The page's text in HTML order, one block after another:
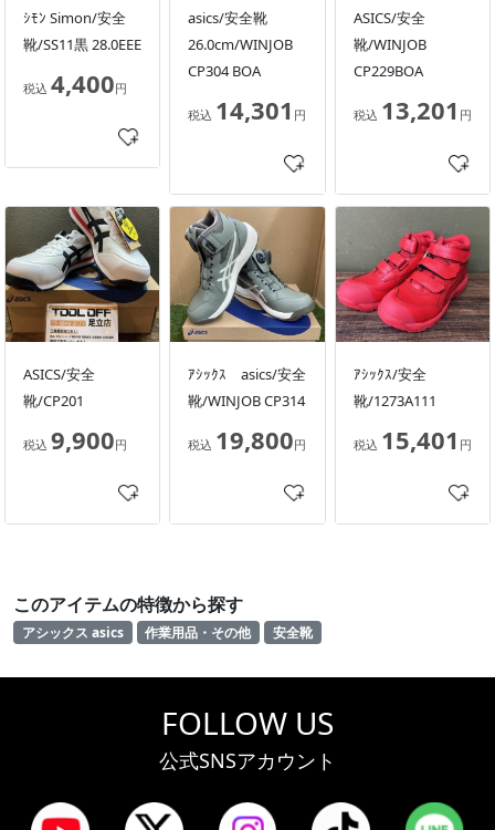
ｼﾓﾝ Simon/安全
靴/SS11黒 28.0EEE
税込 4,400円
asics/安全靴
26.0cm/WINJOB
CP304 BOA
税込 14,301 円
ASICS/安全
靴/WINJOB
CP229BOA
税込 13,201 円
ASICS/安全
靴/CP201
税込 9,900円
ｱｼｯｸｽ asics/安全
靴/WINJOB CP314
税込 19,800円
ｱｼｯｸｽ/安全
靴/1273A111
税込 15,401 円
このアイテムの特徴から探す
アシックス asics 作業用品・その他 安全靴
FOLLOW US
公式SNSアカウント